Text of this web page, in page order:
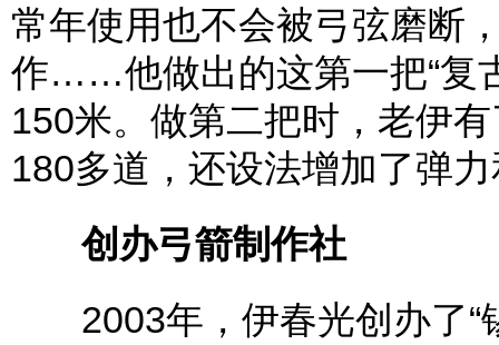
常年使用也不会被弓弦磨断
作……他做出的这第一把“复
150米。做第二把时，老伊
180多道，还设法增加了弹
创办弓箭制作社
2003年，伊春光创办了“